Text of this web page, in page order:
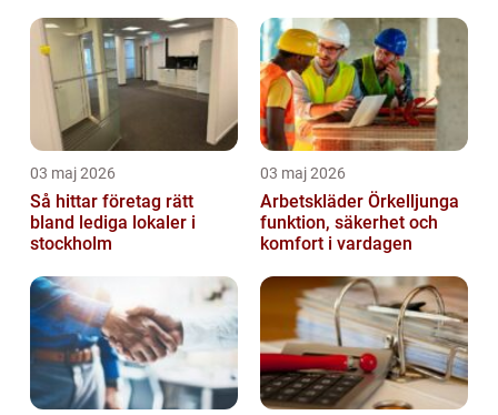
03 maj 2026
Så hittar företag rätt
bland lediga lokaler i
stockholm
03 maj 2026
Arbetskläder Örkelljunga
funktion, säkerhet och
komfort i vardagen